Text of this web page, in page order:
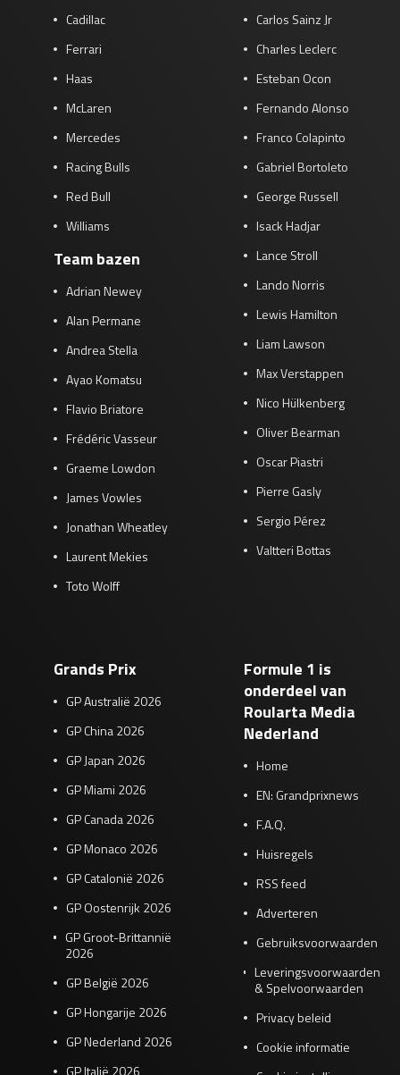
Cadillac
Ferrari
Haas
McLaren
Mercedes
Racing Bulls
Red Bull
Williams
Team bazen
Adrian Newey
Alan Permane
Andrea Stella
Ayao Komatsu
Flavio Briatore
Frédéric Vasseur
Graeme Lowdon
James Vowles
Jonathan Wheatley
Laurent Mekies
Toto Wolff
Carlos Sainz Jr
Charles Leclerc
Esteban Ocon
Fernando Alonso
Franco Colapinto
Gabriel Bortoleto
George Russell
Isack Hadjar
Lance Stroll
Lando Norris
Lewis Hamilton
Liam Lawson
Max Verstappen
Nico Hülkenberg
Oliver Bearman
Oscar Piastri
Pierre Gasly
Sergio Pérez
Valtteri Bottas
Grands Prix
GP Australië 2026
GP China 2026
GP Japan 2026
GP Miami 2026
GP Canada 2026
GP Monaco 2026
GP Catalonië 2026
GP Oostenrijk 2026
GP Groot-Brittannië
2026
GP België 2026
GP Hongarije 2026
GP Nederland 2026
GP Italië 2026
Formule 1 is
onderdeel van
Roularta Media
Nederland
Home
EN: Grandprixnews
F.A.Q.
Huisregels
RSS feed
Adverteren
Gebruiksvoorwaarden
Leveringsvoorwaarden
& Spelvoorwaarden
Privacy beleid
Cookie informatie